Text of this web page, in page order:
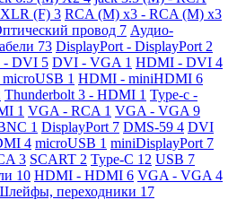
(F) 3 RCA (M) x3 - RCA (M) x3
провод 7 Аудио-
73 DisplayPort - DisplayPort 2
- DVI 5 DVI - VGA 1 HDMI - DVI 4
1 HDMI - miniHDMI 6
Thunderbolt 3 - HDMI 1 Type-c -
1 VGA - RCA 1 VGA - VGA 9
1 DisplayPort 7 DMS-59 4 DVI
4 microUSB 1 miniDisplayPort 7
3 SCART 2 Type-C 12 USB 7
10 HDMI - HDMI 6 VGA - VGA 4
переходники 17